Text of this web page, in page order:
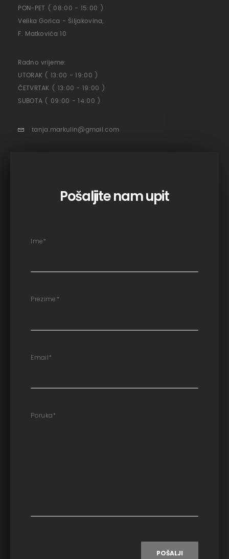
PON-PET ( 08:00 - 15:00 )
Velika Gorica - Šiljakovina,
F. Matkovića 10
Radno vrijeme:
UTORAK ( 13:00 - 19:00 )
ČETVRTAK ( 13:00 - 19:00 )
SUBOTA ( 09:00 - 14:00 )
tanja.markulin@gmail.com
Pošaljite nam upit
Ime*
Prezime*
Email*
Poruka*